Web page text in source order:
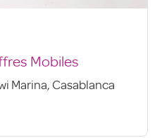
Mobiles
Marina, Casablanca